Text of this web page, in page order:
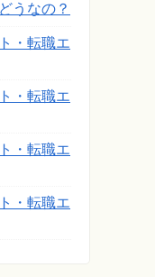
うなの？
・転職エ
・転職エ
・転職エ
・転職エ